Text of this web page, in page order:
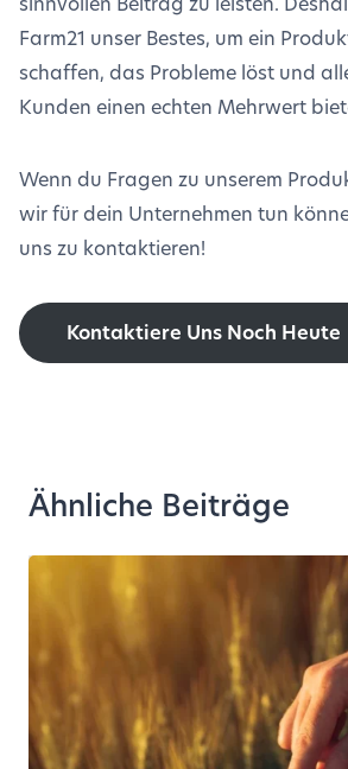
Farm21 unser Bestes, um ein
schaffen, das Probleme löst und
Kunden einen echten Mehrwert
Wenn du Fragen zu unserem
wir für dein Unternehmen tun
uns zu kontaktieren!
Kontaktiere Uns Noch Heute
Ähnliche Beiträge